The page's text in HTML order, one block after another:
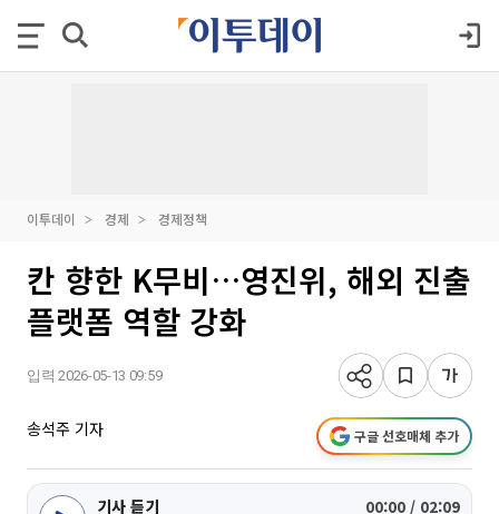
이투데이 경제 경제정책
칸 향한 K무비…영진위, 해외 진출
플랫폼 역할 강화
입력 2026-05-13 09:59
송석주 기자 구글 선호매체 추가
기사 듣기 00:00 / 02:09